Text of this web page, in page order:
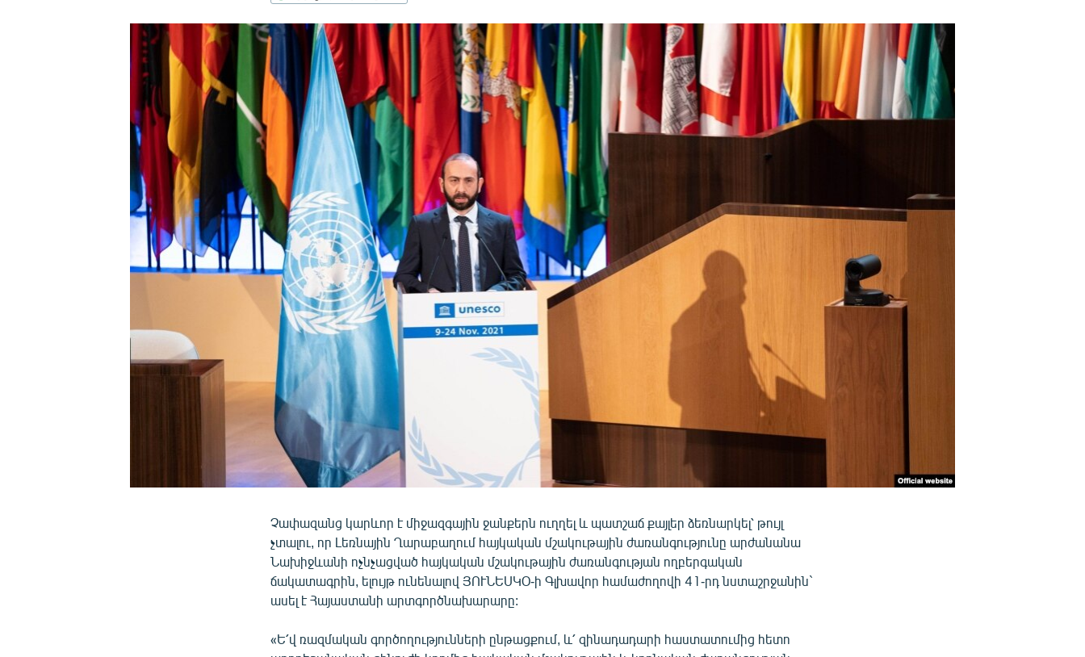
ՁԳՏԵԼՈՎ ԼԱՎԱԳՈՒՅՆԻՆ
Չափազանց կարևոր է միջազգային ջանքերն ուղղել և պատշաճ քայլեր ձեռնարկել՝ թույլ
չտալու, որ Լեռնային Ղարաբաղում հայկական մշակութային ժառանգությունը արժանանա
Նախիջևանի ոչնչացված հայկական մշակութային ժառանգության ողբերգական
ճակատագրին, ելույթ ունենալով ՅՈՒՆԵՍԿՕ-ի Գլխավոր համաժողովի 41-րդ նստաշրջանին`
ասել է Հայաստանի արտգործնախարարը:
«Ե՛վ ռազմական գործողությունների ընթացքում, և՛ զինադադարի հաստատումից հետո